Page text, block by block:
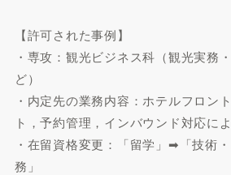
【許可された事例】
・専攻：観光ビジネス科（観光実務
ど）
・内定先の業務内容：ホテルフロン
ト，予約管理，インバウンド対応に
・在留資格変更：「留学」➡「技術
務」